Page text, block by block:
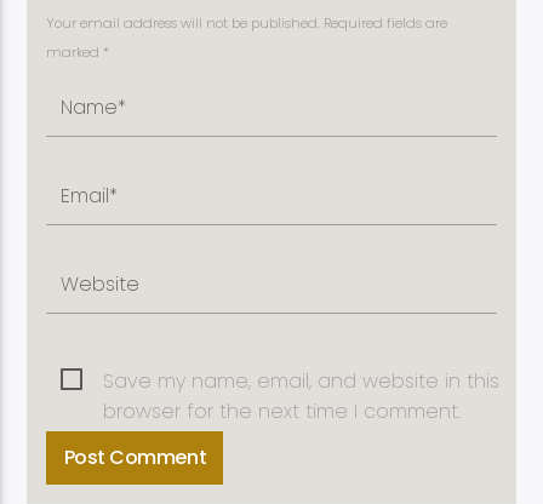
Your email address will not be published. Required fields are
marked *
Save my name, email, and website in this
browser for the next time I comment.